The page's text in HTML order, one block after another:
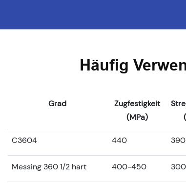
Häufig
Grad
Zugfestigkeit
(MPa)
C3604 440 390
Messing 360 1/2 hart 400-450